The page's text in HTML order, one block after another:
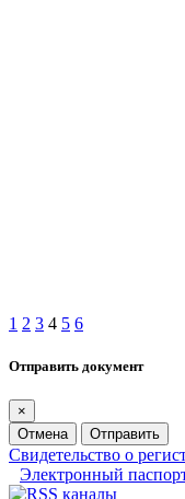
1 2 3 4 5 6
Отправить документ
×
Отмена
Отправить
Свидетельство о
Электронный